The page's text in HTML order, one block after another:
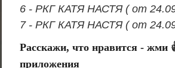
6 - РКГ КАТЯ НАСТЯ ( от
7 - РКГ КАТЯ НАСТЯ ( от
Расскажи, что нравится - жми
приложения